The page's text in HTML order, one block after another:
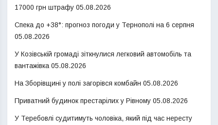
17000 грн штрафу 05.08.2026
Спека до +38°: прогноз погоди у Тернополі на 6 серпня
05.08.2026
У Козівській громаді зіткнулися легковий автомобіль та
вантажівка 05.08.2026
На Зборівщині у полі загорівся комбайн 05.08.2026
Приватний будинок престарілих у Рівному 05.08.2026
У Теребовлі судитимуть чоловіка, який під час нересту